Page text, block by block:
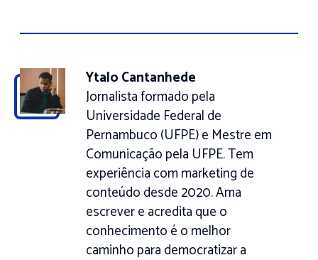
Ytalo Cantanhede
Jornalista formado pela
Universidade Federal de
Pernambuco (UFPE) e Mestre em
Comunicação pela UFPE. Tem
experiência com marketing de
conteúdo desde 2020. Ama
escrever e acredita que o
conhecimento é o melhor
caminho para democratizar a